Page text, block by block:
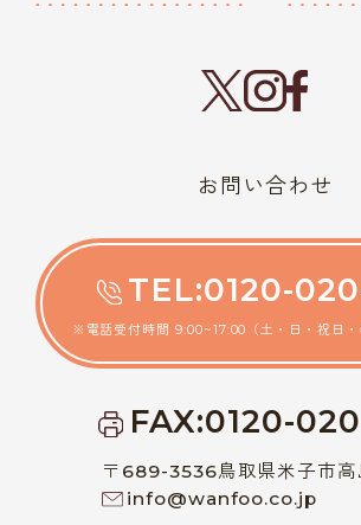
お問い合わせ
TEL:0120-
※電話受付時間 9:00~17:00（土・日・祝日・
FAX:0120-
〒689-3536鳥取県米子市高
info@wanfoo.co.jp